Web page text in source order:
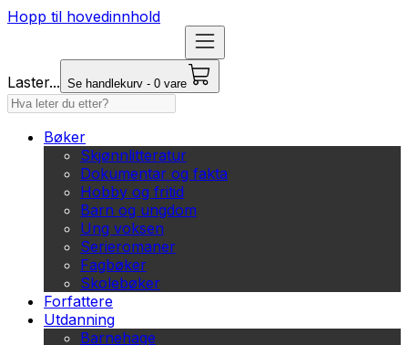
Hopp til hovedinnhold
Laster... Se handlekurv - 0 vare
Bøker
Skjønnlitteratur
Dokumentar og fakta
Hobby og fritid
Barn og ungdom
Ung voksen
Serieromaner
Fagbøker
Skolebøker
Forfattere
Utdanning
Barnehage